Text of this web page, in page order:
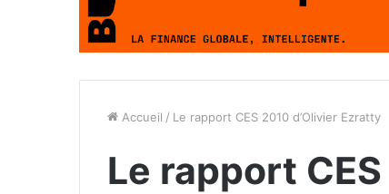
Accueil / Le rapport CES 2010 d’Olivier Ezratty
Le rapport